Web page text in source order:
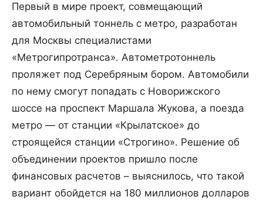
Первый в мире проект, совмещающий
автомобильный тоннель с метро, разработан
для Москвы специалистами
«Метрогипротранса». Автометротоннель
проляжет под Серебряным бором. Автомобили
по нему смогут попадать с Новорижского
шоссе на проспект Маршала Жукова, а поезда
метро — от станции «Крылатское» до
строящейся станции «Строгино». Решение об
объединении проектов пришло после
финансовых расчетов – выяснилось, что такой
вариант обойдется на 180 миллионов долларов